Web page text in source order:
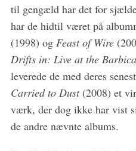
til gengæld har det for
har de hidtil været på
(1998) og Feast of Wire
Drifts in: Live at the
leverede de med deres
Carried to Dust(2008) et
værk, der dog ikke har vist
de andre nævnte albums.
S
e
a
r
c
f